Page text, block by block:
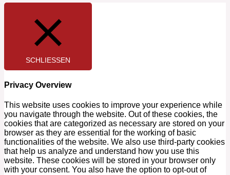
SCHLIESSEN
Privacy Overview
This website uses cookies to improve your experience while
you navigate through the website. Out of these cookies, the
cookies that are categorized as necessary are stored on your
browser as they are essential for the working of basic
functionalities of the website. We also use third-party cookies
that help us analyze and understand how you use this
website. These cookies will be stored in your browser only
with your consent. You also have the option to opt-out of